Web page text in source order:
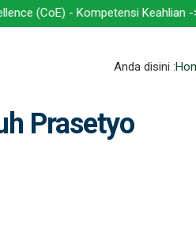
(CoE) - Kompetensi Keahlian ->
Anda disini :
Prasetyo